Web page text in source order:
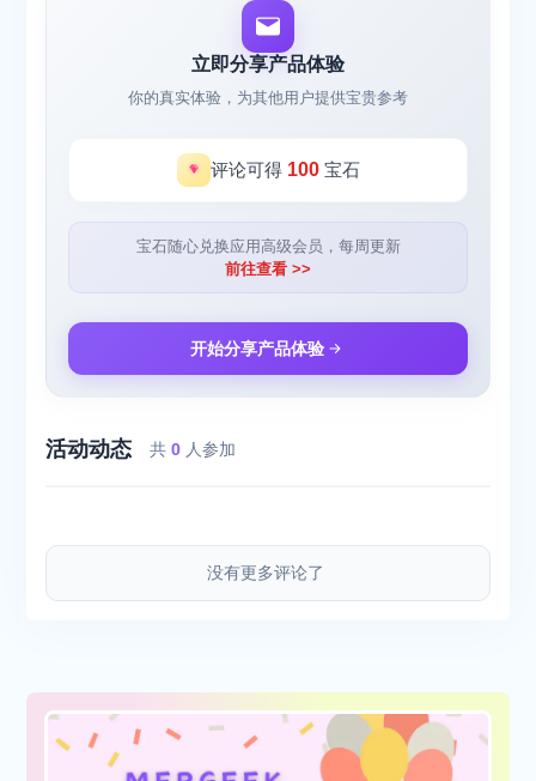
立即分享产品体验
你的真实体验，为其他用户提供宝贵参考
评论可得 100宝石
宝石随心兑换应用高级会员，每周更新
前往查看 >>
开始分享产品体验
活动动态 共0 人参加
没有更多评论了